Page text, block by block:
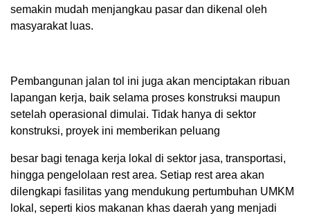
semakin mudah menjangkau pasar dan dikenal oleh
masyarakat luas.
Pembangunan jalan tol ini juga akan menciptakan ribuan
lapangan kerja, baik selama proses konstruksi maupun
setelah operasional dimulai. Tidak hanya di sektor
konstruksi, proyek ini memberikan peluang
besar bagi tenaga kerja lokal di sektor jasa, transportasi,
hingga pengelolaan rest area. Setiap rest area akan
dilengkapi fasilitas yang mendukung pertumbuhan UMKM
lokal, seperti kios makanan khas daerah yang menjadi